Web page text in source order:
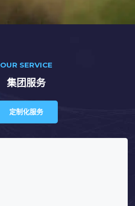
OUR SERVICE
集团服务
定制化服务